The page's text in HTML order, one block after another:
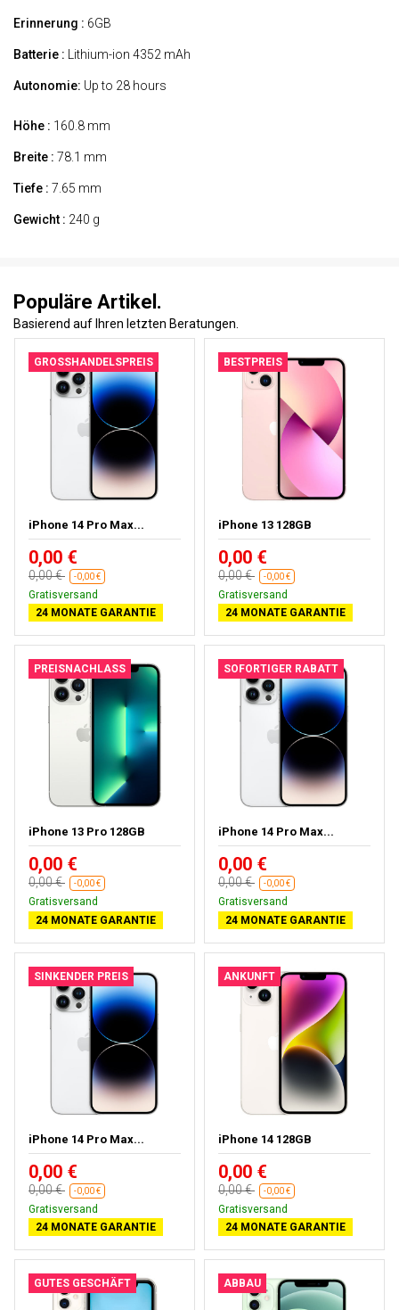
Erinnerung : 6GB
Batterie : Lithium-ion 4352 mAh
Autonomie: Up to 28 hours
Höhe : 160.8 mm
Breite : 78.1 mm
Tiefe : 7.65 mm
Gewicht : 240 g
Populäre Artikel.
Basierend auf Ihren letzten Beratungen.
GROSSHANDELSPREIS
iPhone 14 Pro Max...
0,00 €
0,00 € -0,00 €
Gratisversand
24 MONATE GARANTIE
BESTPREIS
iPhone 13 128GB
0,00 €
0,00 € -0,00 €
Gratisversand
24 MONATE GARANTIE
PREISNACHLASS
iPhone 13 Pro 128GB
0,00 €
0,00 € -0,00 €
Gratisversand
24 MONATE GARANTIE
SOFORTIGER RABATT
iPhone 14 Pro Max...
0,00 €
0,00 € -0,00 €
Gratisversand
24 MONATE GARANTIE
SINKENDER PREIS
iPhone 14 Pro Max...
0,00 €
0,00 € -0,00 €
Gratisversand
24 MONATE GARANTIE
ANKUNFT
iPhone 14 128GB
0,00 €
0,00 € -0,00 €
Gratisversand
24 MONATE GARANTIE
GUTES GESCHÄFT ABBAU